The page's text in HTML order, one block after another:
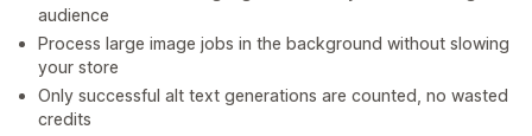
audience
Process large image jobs in the background without slowing
your store
Only successful alt text generations are counted, no wasted
credits